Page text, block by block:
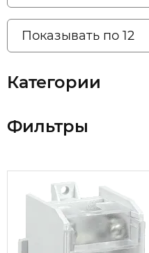
Показывать по 12
Категории
Фильтры